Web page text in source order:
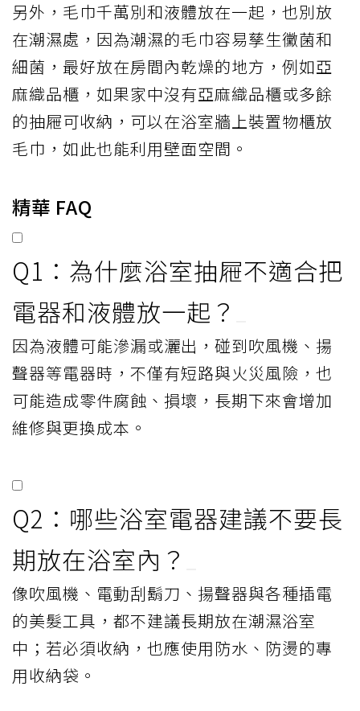
另外，毛巾千萬別和液體放在一起，也別放
在潮濕處，因為潮濕的毛巾容易孳生黴菌和
細菌，最好放在房間內乾燥的地方，例如亞
麻織品櫃，如果家中沒有亞麻織品櫃或多餘
的抽屜可收納，可以在浴室牆上裝置物櫃放
毛巾，如此也能利用壁面空間。
精華 FAQ
Q1：為什麼浴室抽屜不適合把
電器和液體放一起？
因為液體可能滲漏或灑出，碰到吹風機、揚
聲器等電器時，不僅有短路與火災風險，也
可能造成零件腐蝕、損壞，長期下來會增加
維修與更換成本。
Q2：哪些浴室電器建議不要長
期放在浴室內？
像吹風機、電動刮鬍刀、揚聲器與各種插電
的美髮工具，都不建議長期放在潮濕浴室
中；若必須收納，也應使用防水、防燙的專
用收納袋。